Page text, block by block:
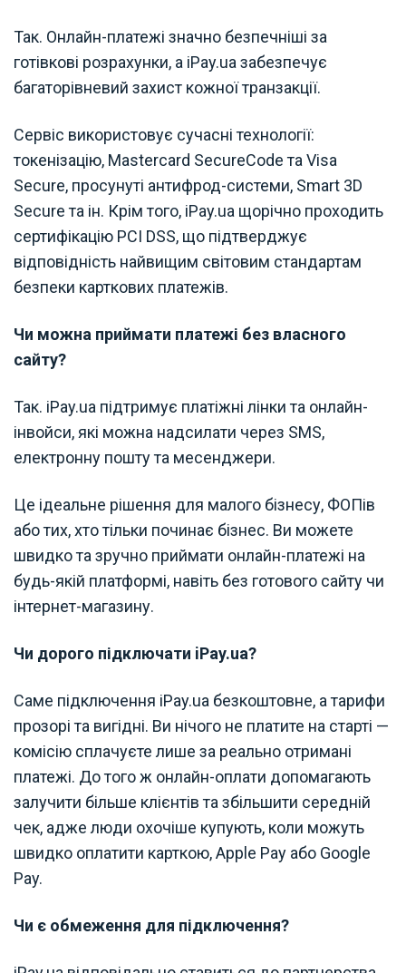
Так. Онлайн-платежі значно безпечніші за
готівкові розрахунки, а iPay.ua забезпечує
багаторівневий захист кожної транзакції.
Сервіс використовує сучасні технології:
токенізацію, Mastercard SecureCode та Visa
Secure, просунуті антифрод-системи, Smart 3D
Secure та ін. Крім того, iPay.ua щорічно проходить
сертифікацію PCI DSS, що підтверджує
відповідність найвищим світовим стандартам
безпеки карткових платежів.
Чи можна приймати платежі без власного
сайту?
Так. iPay.ua підтримує платіжні лінки та онлайн-
інвойси, які можна надсилати через SMS,
електронну пошту та месенджери.
Це ідеальне рішення для малого бізнесу, ФОПів
або тих, хто тільки починає бізнес. Ви можете
швидко та зручно приймати онлайн-платежі на
будь-якій платформі, навіть без готового сайту чи
інтернет-магазину.
Чи дорого підключати iPay.ua?
Саме підключення iPay.ua безкоштовне, а тарифи
прозорі та вигідні. Ви нічого не платите на старті —
комісію сплачуєте лише за реально отримані
платежі. До того ж онлайн-оплати допомагають
залучити більше клієнтів та збільшити середній
чек, адже люди охочіше купують, коли можуть
швидко оплатити карткою, Apple Pay або Google
Pay.
Чи є обмеження для підключення?